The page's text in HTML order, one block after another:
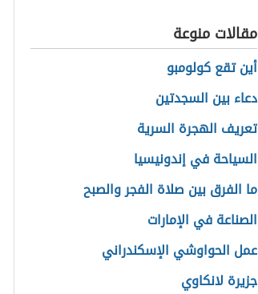
مقالات منوعة
أين تقع كولومبو
دعاء بين السجدتين
تعريف الهجرة السرية
السياحة في إندونيسيا
ما الفرق بين صلاة الفجر والصبح
الصناعة في الإمارات
عمل الحواوشي الإسكندراني
جزيرة لانكاوي